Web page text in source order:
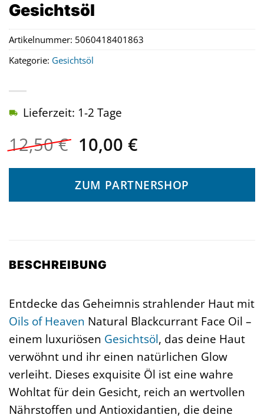
Gesichtsöl
12,50€ Ursprünglicher
Preis
war:
12,50 €
10,00 €Aktueller
ist:
10,00 €.
Lieferzeit: 1-2 Tage
ZUM PARTNERSHOP
Artikelnummer: 5060418401863
Kategorie: Gesichtsöl
BESCHREIBUNG
Entdecke das Geheimnis strahlender Haut mit
Oils of Heaven Natural Blackcurrant Face Oil –
einem luxuriösen Gesichtsöl, das deine Haut
verwöhnt und ihr einen natürlichen Glow
verleiht. Dieses exquisite Öl ist eine wahre
Wohltat für dein Gesicht, reich an wertvollen
Nährstoffen und Antioxidantien, die deine